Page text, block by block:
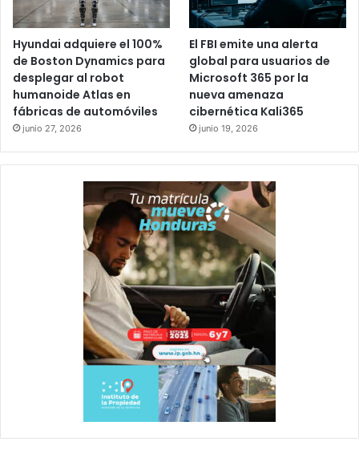
Hyundai adquiere el 100%
de Boston Dynamics para
desplegar al robot
humanoide Atlas en
fábricas de automóviles
junio 27, 2026
El FBI emite una alerta
global para usuarios de
Microsoft 365 por la
nueva amenaza
cibernética Kali365
junio 19, 2026